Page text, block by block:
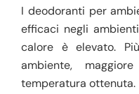
I deodoranti per
efficaci negli
calore è elevato.
ambiente,
temperatura ottenuta.